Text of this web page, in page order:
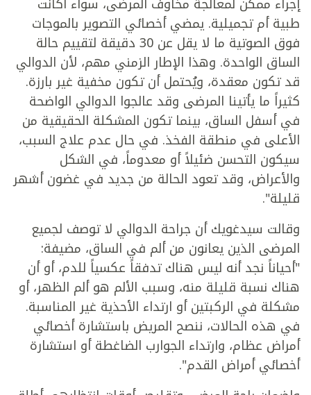
طبية أم تجميلية. يمضي أخصائي التصوير بالموجات
فوق الصوتية ما لا يقل عن 30 دقيقة لتقييم حالة
الساق الواحدة. وهذا الإطار الزمني مهم، لأن الدوالي
قد تكون معقدة، ويُحتمل أن تكون مخفية غير بارزة.
كثيراً ما يأتينا المرضى وقد عالجوا الدوالي الواضحة
في أسفل الساق، بينما تكون المشكلة الحقيقية من
الأعلى في منطقة الفخذ. في حال عدم علاج السبب،
سيكون التحسن ضئيلاً أو معدوماً، في الشكل
والأعراض، وقد تعود الحالة من جديد في غضون أشهر
قليلة".
وقالت سيدغويك أن جراحة الدوالي لا توصف لجميع
المرضى الذين يعانون من ألم في الساق، مضيفة:
"أحياناً نجد أنه ليس هناك تدفقاً عكسياً للدم، أو أن
هناك نسبة قليلة منه، وسبب الألم هو ألم الظهر، أو
مشكلة في الركبتين أو ارتداء الأحذية غير المناسبة.
في هذه الحالات، ننصح المريض باستشارة أخصائي
أمراض عظام، وارتداء الجوارب الضاغطة أو استشارة
أخصائي أمراض القدم".